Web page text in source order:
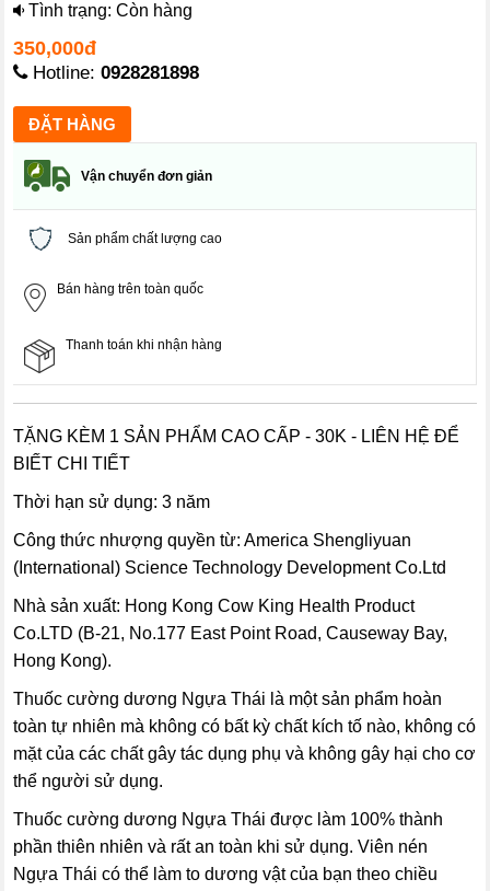
Tình trạng: Còn hàng
350,000đ
Hotline:0928281898
Vận chuyển đơn giản
Sản phẩm chất lượng cao
Bán hàng trên toàn quốc
Thanh toán khi nhận hàng
TẶNG KÈM 1 SẢN PHẨM CAO CẤP - 30K - LIÊN HỆ ĐỂ
BIẾT CHI TIẾT
Thời hạn sử dụng: 3 năm
Công thức nhượng quyền từ: America Shengliyuan
(International) Science Technology Development Co.Ltd
Nhà sản xuất: Hong Kong Cow King Health Product
Co.LTD (B-21, No.177 East Point Road, Causeway Bay,
Hong Kong).
Thuốc cường dương Ngựa Thái là một sản phẩm hoàn
toàn tự nhiên mà không có bất kỳ chất kích tố nào, không có
mặt của các chất gây tác dụng phụ và không gây hại cho cơ
thể người sử dụng.
Thuốc cường dương Ngựa Thái được làm 100% thành
phần thiên nhiên và rất an toàn khi sử dụng. Viên nén
Ngựa Thái có thể làm to dương vật của bạn theo chiều